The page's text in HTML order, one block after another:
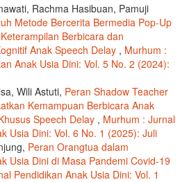
Rachma Hasibuan, Pamuji
Metode Bercerita Bermedia Pop-Up
Berbicara dan
Anak Speech Delay , Murhum :
Anak Usia Dini: Vol. 5 No. 2 (2024):
Wili Astuti, Peran Shadow Teacher
Kemampuan Berbicara Anak
Speech Delay , Murhum : Jurnal
Usia Dini: Vol. 6 No. 1 (2025): Juli
Peran Orangtua dalam
Usia Dini di Masa Pandemi Covid-19
Pendidikan Anak Usia Dini: Vol. 1